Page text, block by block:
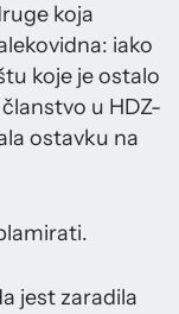
koja
iako
koje je ostalo
u HDZ-
ostavku na
jest zaradila